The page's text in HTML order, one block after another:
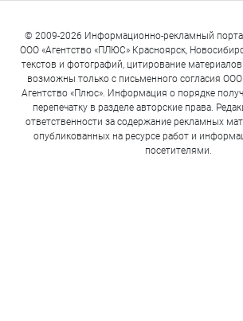
© 2009-2026 Информационно-рекламный
ООО «Агентство «ПЛЮС» Красноярск,
текстов и фотографий, цитирование
возможны только с письменного согласия
Агентство «Плюс». Информация о порядке
перепечатку в разделе авторские права.
ответственности за содержание рекламных
опубликованных на ресурсе работ и
посетителями.